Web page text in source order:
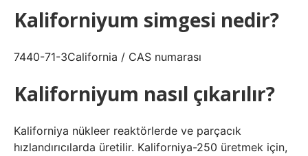
Kaliforniyum simgesi nedir?
7440-71-3California / CAS numarası
Kaliforniyum nasıl çıkarılır?
Kaliforniya nükleer reaktörlerde ve parçacık
hızlandırıcılarda üretilir. Kaliforniya-250 üretmek için,